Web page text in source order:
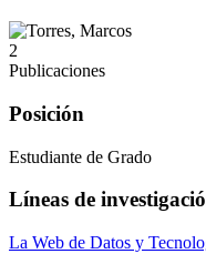
2
Publicaciones
Posición
Estudiante de Grado
Líneas de
La Web de Datos y